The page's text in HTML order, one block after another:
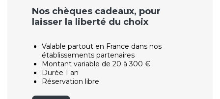
Nos chèques cadeaux, pour
laisser la liberté du choix
Valable partout en France dans nos
établissements partenaires
Montant variable de 20 à 300 €
Durée 1 an
Réservation libre